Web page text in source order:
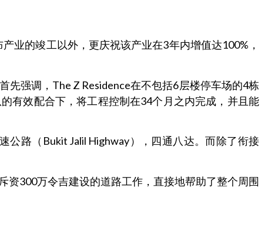
业的竣工以外，更庆祝该产业在3年内增值达100%，
先强调，The Z Residence在不包括6层楼停车场的4栋
有效配合下，将工程控制在34个月之内完成，并且能
公路（Bukit Jalil Highway），四通八达。而除了衔接
资300万令吉建设的道路工作，直接地帮助了整个周围